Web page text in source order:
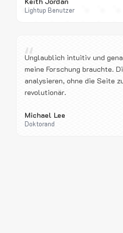
Lightup Benutzer
“
Unglaublich intuitiv und
meine Forschung brauchte.
analysieren, ohne die Seite
revolutionär.
Michael Lee
Doktorand